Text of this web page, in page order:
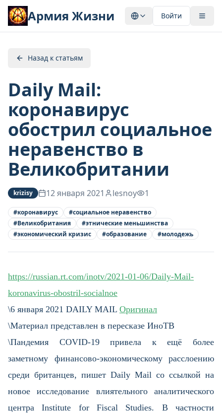
Армия Жизни Войти
Назад к статьям
Daily Mail:
коронавирус
обострил социальное
неравенство в
Великобритании
krizisy 12 января 2021 lesnoy 1
#коронавирус #социальное неравенство
#Великобритания #этнические меньшинства
#экономический кризис #образование #молодежь
https://russian.rt.com/inotv/2021-01-06/Daily-Mail-
koronavirus-obostril-socialnoe
\6 января 2021 DAILY MAIL Оригинал
\Материал представлен в пересказе ИноТВ
\Пандемия COVID-19 привела к ещё более
заметному финансово-экономическому расслоению
среди британцев, пишет Daily Mail со ссылкой на
новое исследование влиятельного аналитического
центра Institute for Fiscal Studies. В частности